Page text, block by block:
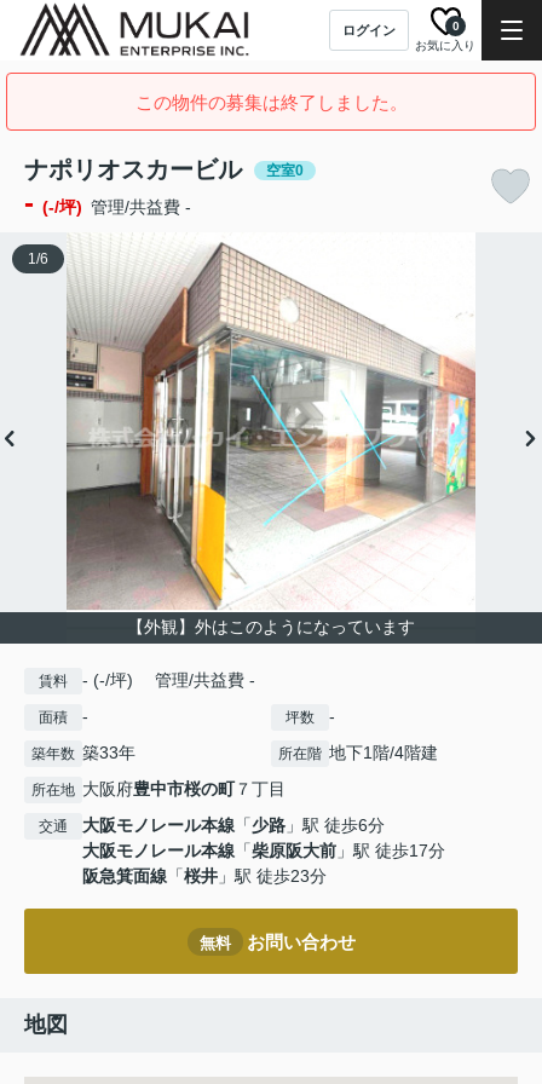
ログイン
お気に入り
0
この物件の募集は終了しました。
ナポリオスカービル 空室0
- (-/坪) 管理/共益費 -
【外観】外はこのようになっています
1/6
賃料 - (-/坪) 管理/共益費 -
面積 - 坪数 -
築年数 築33年 所在階 地下1階/4階建
所在地 大阪府豊中市桜の町７丁目
交通 大阪モノレール本線 「少路 」駅 徒歩6分
大阪モノレール本線 「柴原阪大前 」駅 徒歩17分
阪急箕面線 「桜井 」駅 徒歩23分
無料 お問い合わせ
地図